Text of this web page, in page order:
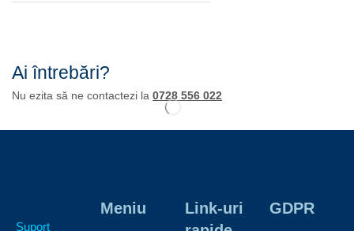
Ai întrebări?
Nu ezita să ne contactezi la 0728 556 022
Suport
Meniu
Link-uri
GDPR